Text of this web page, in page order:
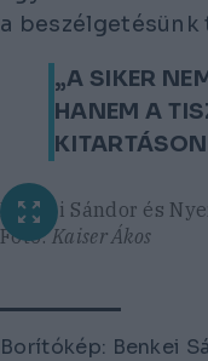
a beszélgetésünk
„A SIKER
HANEM A
Benkei Sándor és
Fotó:Kaiser Ákos
Borítókép: Benkei